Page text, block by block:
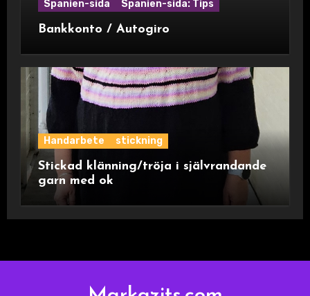
Spanien-sida Spanien-sida: Tips
Bankkonto / Autogiro
Handarbete stickning
Stickad klänning/tröja i självrandande
garn med ok